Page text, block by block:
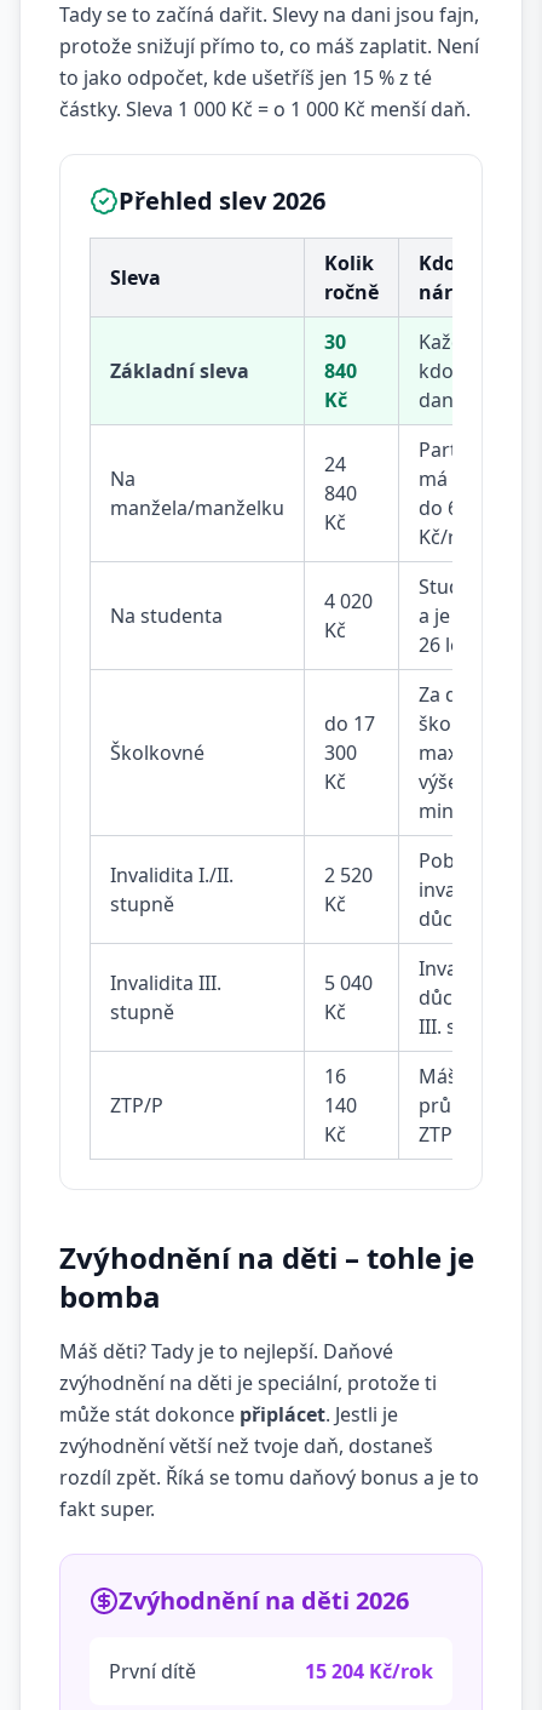
Tady se to začíná dařit. Slevy na dani jsou fajn,
protože snižují přímo to, co máš zaplatit. Není
to jako odpočet, kde ušetříš jen 15 % z té
částky. Sleva 1 000 Kč = o 1 000 Kč menší daň.
Přehled slev 2026
Sleva
Kolik
ročně
Kdo má
nárok
Základní sleva
30
840
Kč
Každý,
kdo platí
daně
Na
manžela/manželku
24
840
Kč
Partner
má příjem
do 68 000
Kč/rok
Na studenta
4 020
Kč
Studuješ
a je ti do
26 let
Školkovné
do 17
300
Kč
Za dítě ve
školce,
max. do
výše
minimálky
Invalidita I./II.
stupně
2 520
Kč
Pobíráš
invalidní
důchod
Invalidita III.
stupně
5 040
Kč
Invalidní
důchod
III. stupně
ZTP/P
16
140
Kč
Máš
průkaz
ZTP/P
Zvýhodnění na děti – tohle je
bomba
Máš děti? Tady je to nejlepší. Daňové
zvýhodnění na děti je speciální, protože ti
může stát dokonce připlácet. Jestli je
zvýhodnění větší než tvoje daň, dostaneš
rozdíl zpět. Říká se tomu daňový bonus a je to
fakt super.
Zvýhodnění na děti 2026
První dítě 15 204 Kč/rok